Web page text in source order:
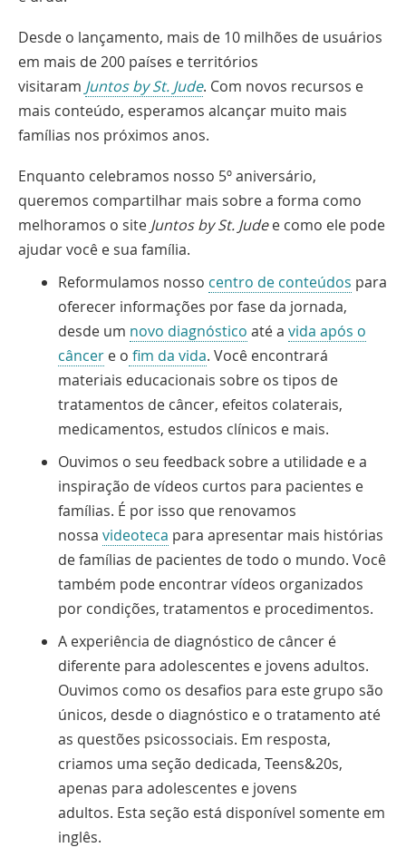
Desde o lançamento, mais de 10 milhões de usuários
em mais de 200 países e territórios
visitaram Juntos by St. Jude. Com novos recursos e
mais conteúdo, esperamos alcançar muito mais
famílias nos próximos anos.
Enquanto celebramos nosso 5º aniversário,
queremos compartilhar mais sobre a forma como
melhoramos o site Juntos by St. Judee como ele pode
ajudar você e sua família.
Reformulamos nosso centro de conteúdos para
oferecer informações por fase da jornada,
desde um novo diagnóstico até a vida após o
câncer e o fim da vida. Você encontrará
materiais educacionais sobre os tipos de
tratamentos de câncer, efeitos colaterais,
medicamentos, estudos clínicos e mais.
Ouvimos o seu feedback sobre a utilidade e a
inspiração de vídeos curtos para pacientes e
famílias. É por isso que renovamos
nossa videoteca para apresentar mais histórias
de famílias de pacientes de todo o mundo. Você
também pode encontrar vídeos organizados
por condições, tratamentos e procedimentos.
A experiência de diagnóstico de câncer é
diferente para adolescentes e jovens adultos.
Ouvimos como os desafios para este grupo são
únicos, desde o diagnóstico e o tratamento até
as questões psicossociais. Em resposta,
criamos uma seção dedicada, Teens&20s,
apenas para adolescentes e jovens
adultos. Esta seção está disponível somente em
inglês.